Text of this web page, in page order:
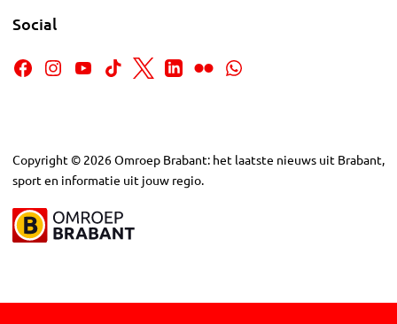
Social
Copyright © 2026Omroep Brabant: het laatste nieuws uit Brabant,
sport en informatie uit jouw regio.